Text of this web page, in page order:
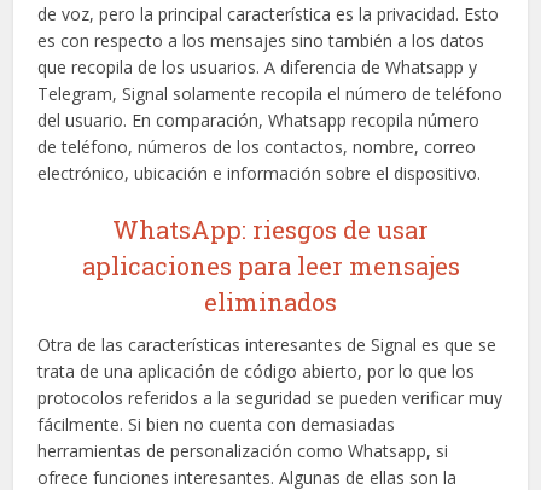
de voz, pero la principal característica es la privacidad. Esto
es con respecto a los mensajes sino también a los datos
que recopila de los usuarios. A diferencia de Whatsapp y
Telegram, Signal solamente recopila el número de teléfono
del usuario. En comparación, Whatsapp recopila número
de teléfono, números de los contactos, nombre, correo
electrónico, ubicación e información sobre el dispositivo.
WhatsApp: riesgos de usar
aplicaciones para leer mensajes
eliminados
Otra de las características interesantes de Signal es que se
trata de una aplicación de código abierto, por lo que los
protocolos referidos a la seguridad se pueden verificar muy
fácilmente. Si bien no cuenta con demasiadas
herramientas de personalización como Whatsapp, si
ofrece funciones interesantes. Algunas de ellas son la